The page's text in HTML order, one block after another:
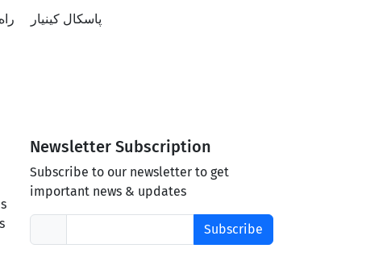
پاسکال کینیار
Newsletter Subscription
Subscribe to our newsletter to get
important news & updates
Subscribe